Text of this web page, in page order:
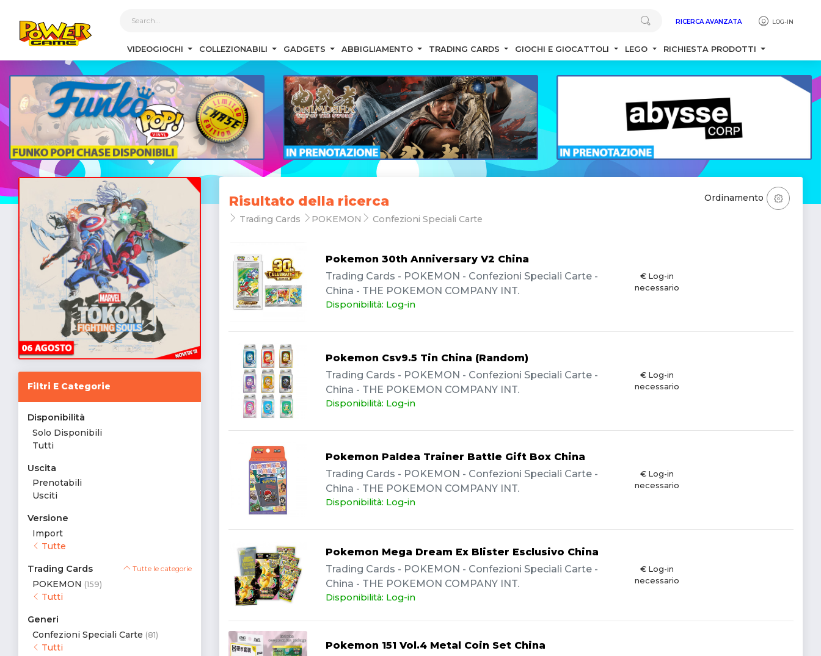
RICERCA AVANZATA LOG-IN
VIDEOGIOCHI COLLEZIONABILI GADGETS ABBIGLIAMENTO TRADING CARDS GIOCHI E GIOCATTOLI LEGO RICHIESTA PRODOTTI
Filtri E Categorie
Disponibilità
Solo Disponibili
Tutti
Uscita
Prenotabili
Usciti
Versione
Import
Tutte
Trading Cards Tutte le categorie
POKEMON (159)
Tutti
Generi
Confezioni Speciali Carte (81)
Tutti
Risultato della ricerca
Trading Cards POKEMON Confezioni Speciali Carte
Ordinamento
Pokemon 30th Anniversary V2 China
Trading Cards - POKEMON - Confezioni Speciali Carte -
China - THE POKEMON COMPANY INT.
Disponibilità: Log-in
€ Log-in
necessario
Pokemon Csv9.5 Tin China (Random)
Trading Cards - POKEMON - Confezioni Speciali Carte -
China - THE POKEMON COMPANY INT.
Disponibilità: Log-in
€ Log-in
necessario
Pokemon Paldea Trainer Battle Gift Box China
Trading Cards - POKEMON - Confezioni Speciali Carte -
China - THE POKEMON COMPANY INT.
Disponibilità: Log-in
€ Log-in
necessario
Pokemon Mega Dream Ex Blister Esclusivo China
Trading Cards - POKEMON - Confezioni Speciali Carte -
China - THE POKEMON COMPANY INT.
Disponibilità: Log-in
€ Log-in
necessario
Pokemon 151 Vol.4 Metal Coin Set China